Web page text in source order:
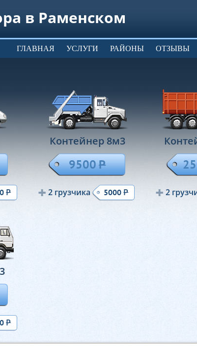
в Раменском
ГЛАВНАЯ УСЛУГИ РАЙОНЫ ОТЗЫВЫ
Р
Контейнер 8м3
9500Р
2 грузчика 5000Р 2
3
Р